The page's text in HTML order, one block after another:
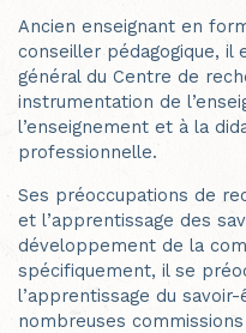
Ancien enseignant en
conseiller pédagogique,
général du Centre de
instrumentation de
l’enseignement et à la
professionnelle.
Ses préoccupations de
et l’apprentissage des
développement de la
spécifiquement, il se
l’apprentissage du
nombreuses